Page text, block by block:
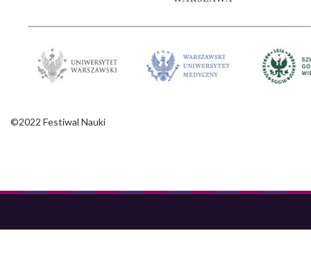
©2022 Festiwal Nauki